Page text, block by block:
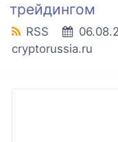
трейдингом
RSS
cryptorussia.ru